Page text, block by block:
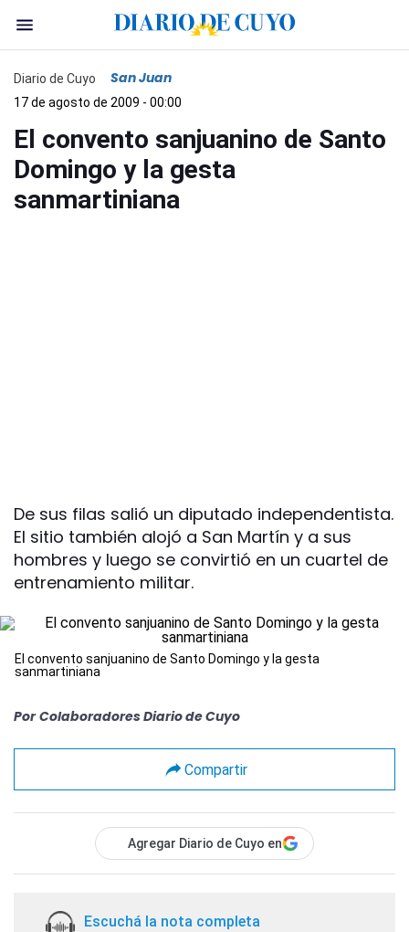
Diario de Cuyo San Juan
17 de agosto de 2009 - 00:00
El convento sanjuanino de Santo
Domingo y la gesta
sanmartiniana
De sus filas salió un diputado independentista.
El sitio también alojó a San Martín y a sus
hombres y luego se convirtió en un cuartel de
entrenamiento militar.
El convento sanjuanino de Santo Domingo y la gesta
sanmartiniana
Por Colaboradores Diario de Cuyo
Compartir
Agregar Diario de Cuyo en
Escuchá la nota completa